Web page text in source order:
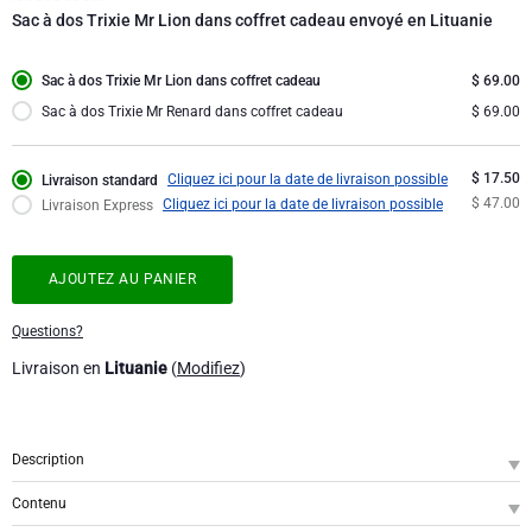
Jules Destrooper
Godiva chocolats
Lanson Champagne
Moët & Chandon
Neuhaus chocolats
Pommery Champagne
Trixie bébé & enfants
Veuve Clicquot
Anniversaire
Cadeaux d'affaires
Félicitations
Remerciements
Romance
Cadeaux pour elle
Bon rétablissement
Collection d'Entreprise
Sac à dos Trixie Mr Lion dans coffret cadeau envoyé en Lituanie
Sac à dos Trixie Mr Lion dans coffret cadeau
$ 69.00
Sac à dos Trixie Mr Renard dans coffret cadeau
$ 69.00
Livraison standard Cliquez ici pour la date de livraison possible
$ 17.50
Livraison Express Cliquez ici pour la date de livraison possible $ 47.00
AJOUTEZ AU PANIER
Questions?
Livraison en Lituanie (Modifiez)
Description
Préparez votre enfant à aller à l'école ou à partir à l'aventure avec ce joli sac à
Contenu